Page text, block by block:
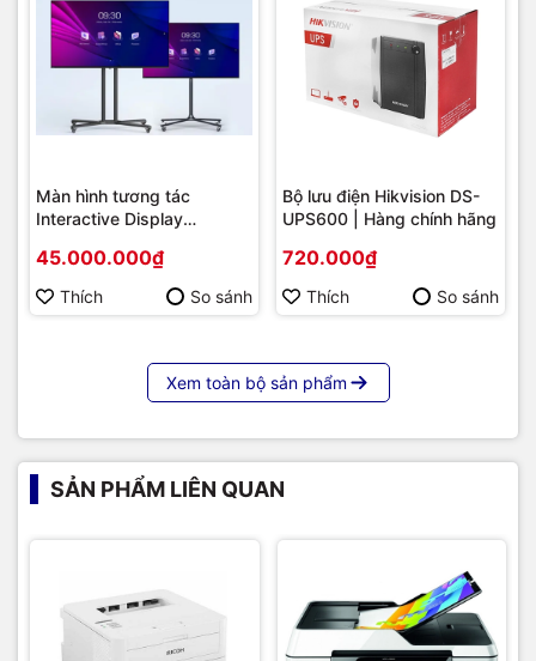
Màn hình tương tác
Interactive Display
86 | Cấu hình cao cấp |
Hàng chính hãng
45.000.000₫
Thích So sánh
Bộ lưu điện Hikvision DS-
UPS600 | Hàng chính hãng
720.000₫
Thích So sánh
Xem toàn bộ sản phẩm
SẢN PHẨM LIÊN QUAN